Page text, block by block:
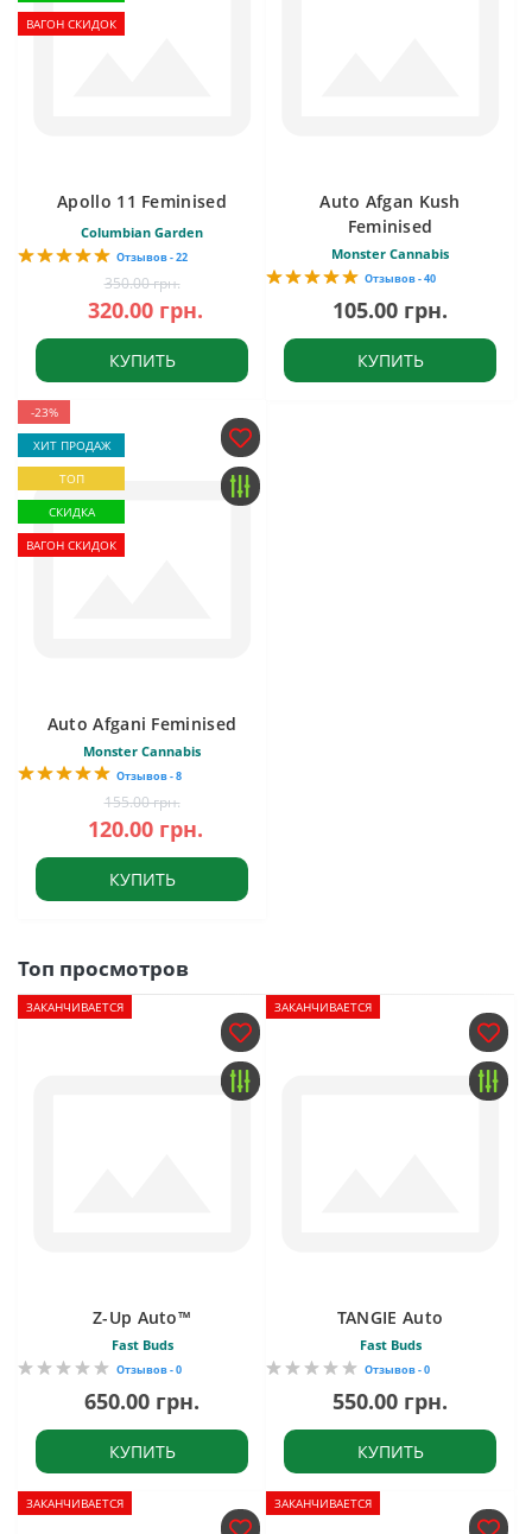
ВАГОН СКИДОК
Apollo 11 Feminised
Columbian Garden
Отзывов - 22
350.00 грн.
320.00 грн.
КУПИТЬ
Auto Afgan Kush
Feminised
Monster Cannabis
Отзывов - 40
105.00 грн.
КУПИТЬ
-23%
ХИТ ПРОДАЖ
ТОП
СКИДКА
ВАГОН СКИДОК
Auto Afgani Feminised
Monster Cannabis
Отзывов - 8
155.00 грн.
120.00 грн.
КУПИТЬ
Топ просмотров
ЗАКАНЧИВАЕТСЯ
Z-Up Auto™
Fast Buds
Отзывов - 0
650.00 грн.
КУПИТЬ
ЗАКАНЧИВАЕТСЯ
TANGIE Auto
Fast Buds
Отзывов - 0
550.00 грн.
КУПИТЬ
ЗАКАНЧИВАЕТСЯ ЗАКАНЧИВАЕТСЯ